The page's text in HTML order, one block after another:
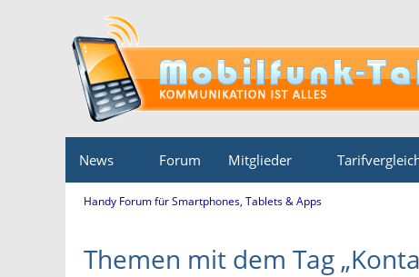
News Forum Mitglieder
Handy Forum für Smartphones, Tablets & Apps
Themen mit dem Tag